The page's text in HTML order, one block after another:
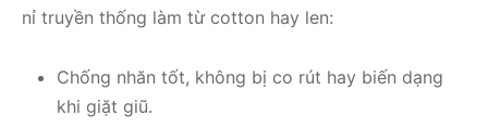
nỉ truyền thống làm từ cotton hay len:
Chống nhăn tốt, không bị co rút hay biến dạng
khi giặt giũ.